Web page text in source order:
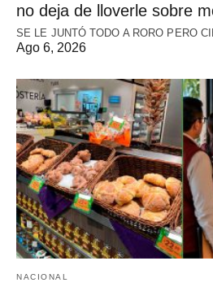
no deja de lloverle sobre
SE LE JUNTÓ TODO A RORO PERO
Ago 6, 2026
NACIONAL